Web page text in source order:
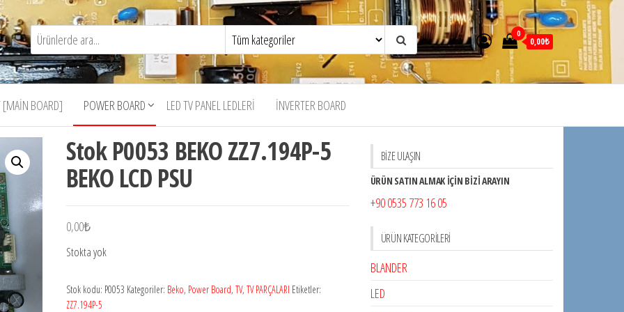
0
0,00₺
[MAIN BOARD] POWER BOARD LED TV PANEL LEDLERI İNVERTER BOARD
Stok P0053 BEKO ZZ7.194P-5
BEKO LCD PSU
0,00₺
Stokta yok
Stok kodu: P0053 Kategoriler: Beko, Power Board, TV, TV PARÇALARI Etiketler:
ZZ7.194P-5
BİZE ULAŞIN
ÜRÜN SATIN ALMAK İÇİN BİZİ ARAYIN
+90 0535 773 16 05
ÜRÜN KATEGORILERI
BLANDER
LED